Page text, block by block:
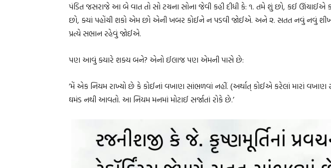
પંડિત જસરાજે આ બે વાત તો સો ટચના સોના જેવી કહી દીધી કે: ૧. તમે શું છો, કઈ ઊંચાઈએ
છો, ક્યાં પહોંચી શકો એમ છો એની ખબર કોઈને ન પડવી જોઈએ. અને ૨. સતત નવું નવું
પ્રત્યે સભાન રહેવું જોઈએ.
પણ આવું ક્યારે શક્ય બને? એનો ઈલાજ પણ એમની પાસે છે:
‘મેં એક નિયમ રાખ્યો છે કે કોઈનાં વખાણ સાંભળવાં નહીં. (અર્થાત્ કોઈએ કરેલાં મારાં
ઘમંડ નથી આવતો. આ નિયમ મનમાં મોટાઈ સર્જાતાં રોકે છે.’